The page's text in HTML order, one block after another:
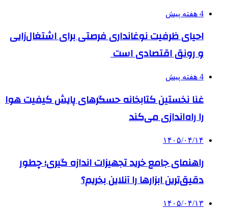
4 هفته پیش
احیای ظرفیت نوغانداری فرصتی برای اشتغال‌زایی
و رونق اقتصادی است
4 هفته پیش
غنا نخستین کتابخانه حسگرهای پایش کیفیت هوا
را راه‌اندازی می‌کند
۱۴۰۵/۰۴/۱۴
راهنمای جامع خرید تجهیزات اندازه گیری؛ چطور
دقیق‌ترین ابزارها را آنلاین بخریم؟
۱۴۰۵/۰۴/۱۳